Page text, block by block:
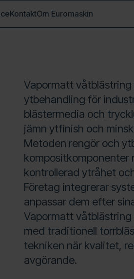
KontaktOm Euromaskin
Vapormatt
ytbehandling för
blästermedia och
jämn ytfinish och
Metoden rengör och
kompositkomponenter
kontrollerad ytråhet
Företag integrerar
anpassar dem efter
Vapormatt
med traditionell
tekniken när kvalitet,
avgörande.